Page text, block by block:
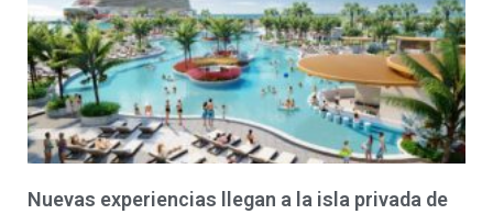
Nuevas experiencias llegan a la isla privada de